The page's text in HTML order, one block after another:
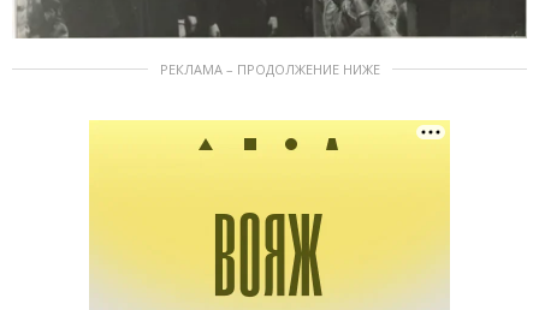
РЕКЛАМА – ПРОДОЛЖЕНИЕ НИЖЕ